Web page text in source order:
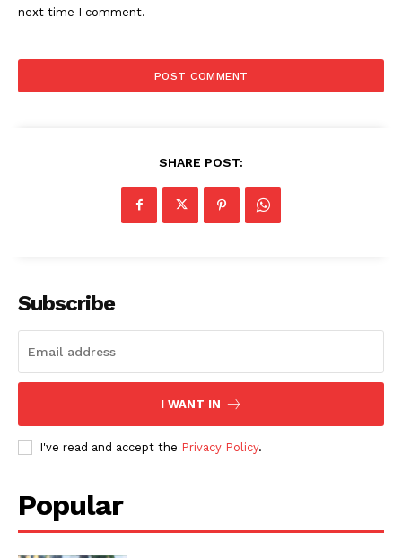
next time I comment.
SHARE POST:
Subscribe
I WANT IN
I've read and accept the Privacy Policy.
Popular